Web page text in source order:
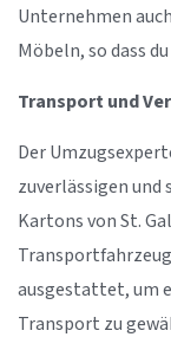
Unternehmen
Möbeln, so dass
Transport und
Der
zuverlässigen und
Kartons von St.
ausgestattet, um
Transport zu